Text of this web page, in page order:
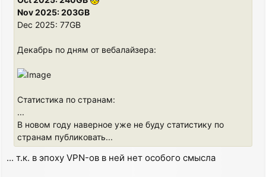
Nov 2025: 203GB
Dec 2025: 77GB
Декабрь по дням от вебалайзера:
Статистика по странам:
...
В новом году наверное уже не буду статистику по
странам публиковать...
... т.к. в эпоху VPN-ов в ней нет особого смысла